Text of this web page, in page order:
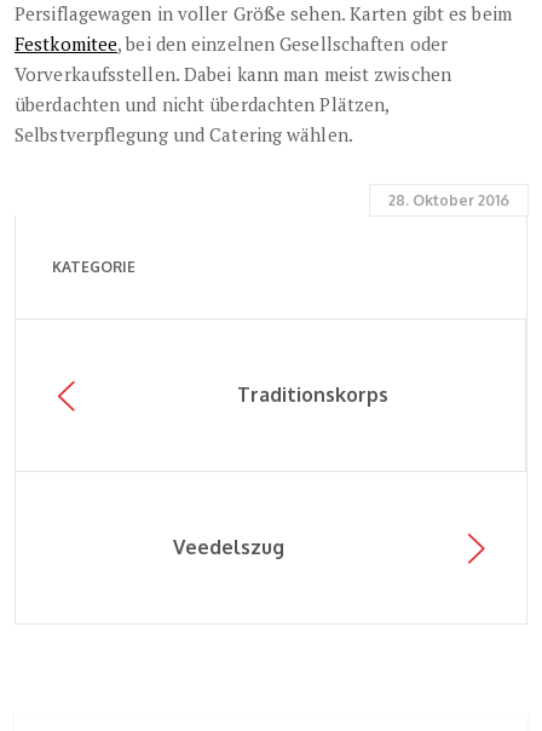
Persiflagewagen in voller Größe sehen. Karten gibt es beim
Festkomitee, bei den einzelnen Gesellschaften oder
Vorverkaufsstellen. Dabei kann man meist zwischen
überdachten und nicht überdachten Plätzen,
Selbstverpflegung und Catering wählen.
28. Oktober 2016
KATEGORIE
Traditionskorps
Veedelszug